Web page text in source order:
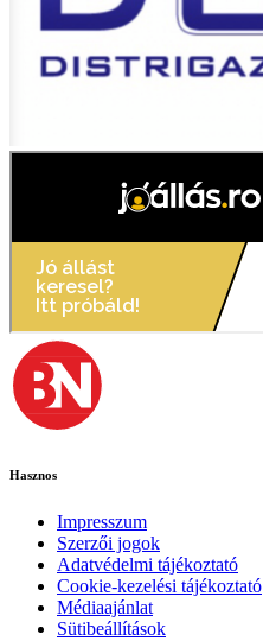
Hasznos
Impresszum
Szerzői jogok
Adatvédelmi tájékoztató
Cookie-kezelési tájékoztató
Médiaajánlat
Sütibeállítások